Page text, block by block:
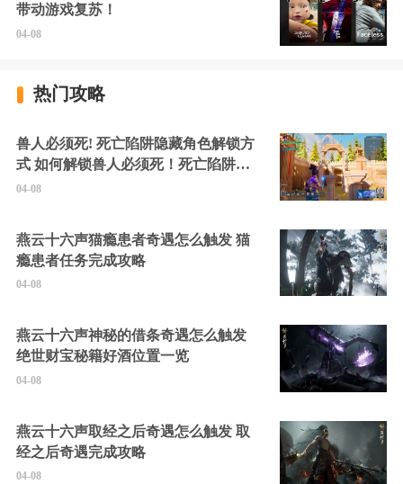
带动游戏复苏！
04-08
热门攻略
兽人必须死! 死亡陷阱隐藏角色解锁方
式 如何解锁兽人必须死！死亡陷阱中
的隐藏角色
04-08
燕云十六声猫瘾患者奇遇怎么触发 猫
瘾患者任务完成攻略
04-08
燕云十六声神秘的借条奇遇怎么触发
绝世财宝秘籍好酒位置一览
04-08
燕云十六声取经之后奇遇怎么触发 取
经之后奇遇完成攻略
04-08